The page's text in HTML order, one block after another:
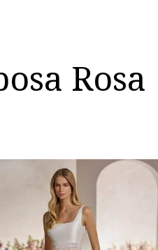
Rosa